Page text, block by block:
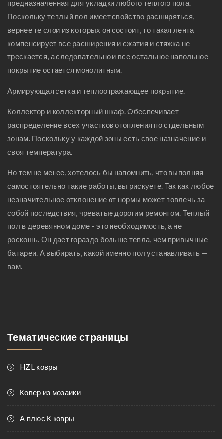
предназначенная для укладки любого теплого пола.
Поскольку теплый пол имеет свойство расширяться,
вернее те слои из которых он состоит, то такая лента
компенсирует все расширения и сжатия и стяжка не
трескается, а следовательно и все остальное напольное
покрытие остается монолитным.
Армирующая сетка и теплоотражающее покрытие.
Коллектор и коллекторный шкаф. Обеспечивает
распределение всех участков отопления по отдельным
зонам. Поскольку у каждой зоны есть свое назначение и
своя температура.
Но тем не менее, хотелось бы напомнить, что выполняя
самостоятельно такие работы, вы рискуете. Так как любое
незначительное отклонение от нормы может повлечь за
собой последствия, чреватые дорогим ремонтом. Теплый
пол в деревянном доме - это необходимость, а не
роскошь. Он дает гораздо больше тепла, чем привычные
батареи. А выбирать, какой именно пол устанавливать —
вам.
Тематические страницы
HZL ковры
Ковер из мозаики
А плюс К ковры